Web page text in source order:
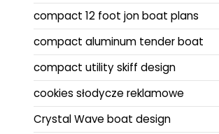
compact 12 foot jon boat plans
compact aluminum tender boat
compact utility skiff design
cookies słodycze reklamowe
Crystal Wave boat design